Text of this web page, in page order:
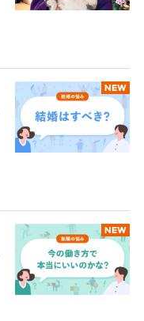
NEW
NEW